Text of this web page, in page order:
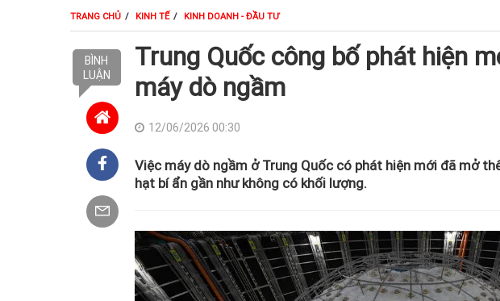
TRANG CHỦ KINH TẾ KINH DOANH - ĐẦU TƯ
BÌNH
LUẬN
Trung Quốc công bố phát hiện
máy dò ngầm
12/06/2026 00:30
Việc máy dò ngầm ở Trung Quốc có phát hiện mới đã mở
hạt bí ẩn gần như không có khối lượng.